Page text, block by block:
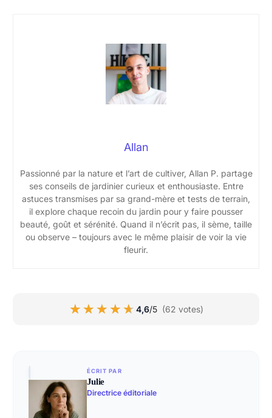
Allan
Passionné par la nature et l’art de cultiver, Allan P. partage
ses conseils de jardinier curieux et enthousiaste. Entre
astuces transmises par sa grand-mère et tests de terrain,
il explore chaque recoin du jardin pour y faire pousser
beauté, goût et sérénité. Quand il n’écrit pas, il sème, taille
ou observe – toujours avec le même plaisir de voir la vie
fleurir.
★★★★★
★★★★★ 4,6/5 (62 votes)
ÉCRIT PAR
Julie
Directrice éditoriale